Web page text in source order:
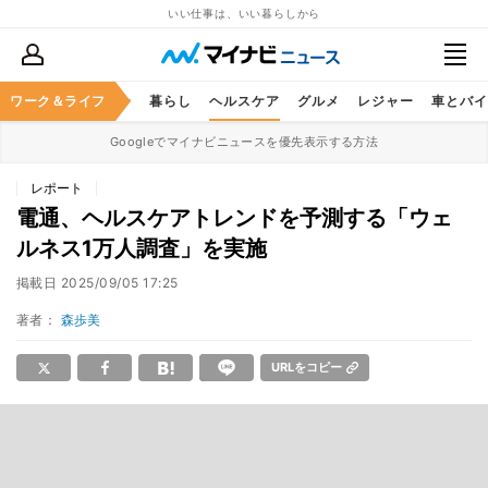
いい仕事は、いい暮らしから
ワーク＆ライフ
ススキル マネー 暮らし ヘルスケア グルメ レジャー 車とバ
Googleでマイナビニュースを優先表示する方法
レポート
電通、ヘルスケアトレンドを予測する「ウェ
ルネス1万人調査」を実施
掲載日 2025/09/05 17:25
著者： 森歩美
URLをコピー